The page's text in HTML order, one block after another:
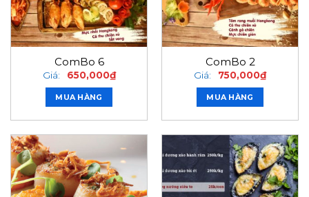
ComBo 6
Giá: 650,000₫
MUA HÀNG
ComBo 2
Giá: 750,000₫
MUA HÀNG